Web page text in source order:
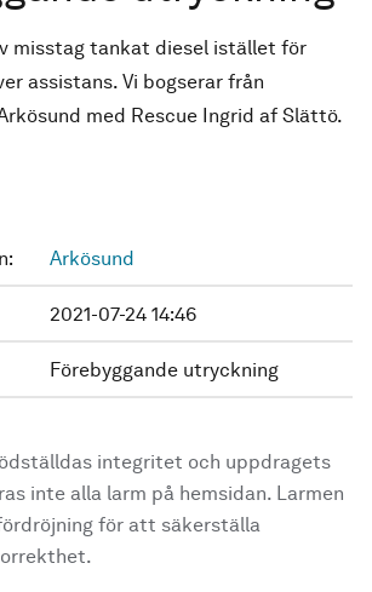
misstag tankat diesel istället för
assistans. Vi bogserar från
med Rescue Ingrid af Slättö.
Arkösund
2021-07-24 14:46
Förebyggande utryckning
integritet och uppdragets
inte alla larm på hemsidan. Larmen
för att säkerställa